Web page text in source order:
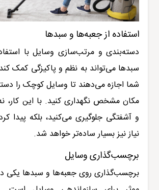
استفاده از جعبه‌ها و سبدها
دسته‌بندی و مرتب‌سازی وسایل با
سبدها می‌تواند به نظم و پاکیزگی کمک
شما اجازه می‌دهند تا وسایل کوچک را
مکان مشخص نگهداری کنید. با این کار،
و آشفتگی جلوگیری می‌کنید، بلکه پیدا
نیاز نیز بسیار ساده‌تر خواهد شد.
برچسب‌گذاری وسایل
برچسب‌گذاری روی جعبه‌ها و سبدها یکی